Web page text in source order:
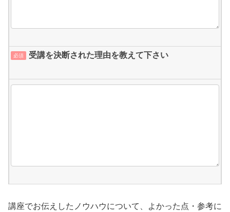
必須 受講を決断された理由を教えて下さい
講座でお伝えしたノウハウについて、よかった点・参考に